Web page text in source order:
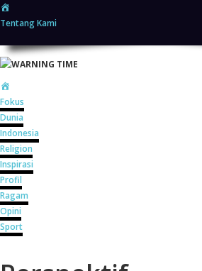
Tentang Kami
Fokus
Dunia
Indonesia
Religion
Inspirasi
Profil
Ragam
Opini
Sport